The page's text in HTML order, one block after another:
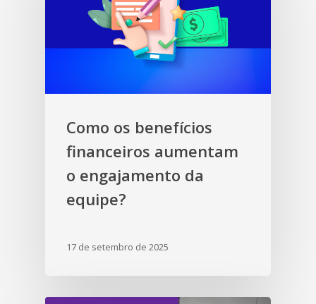
Como os benefícios
financeiros aumentam
o engajamento da
equipe?
17 de setembro de 2025